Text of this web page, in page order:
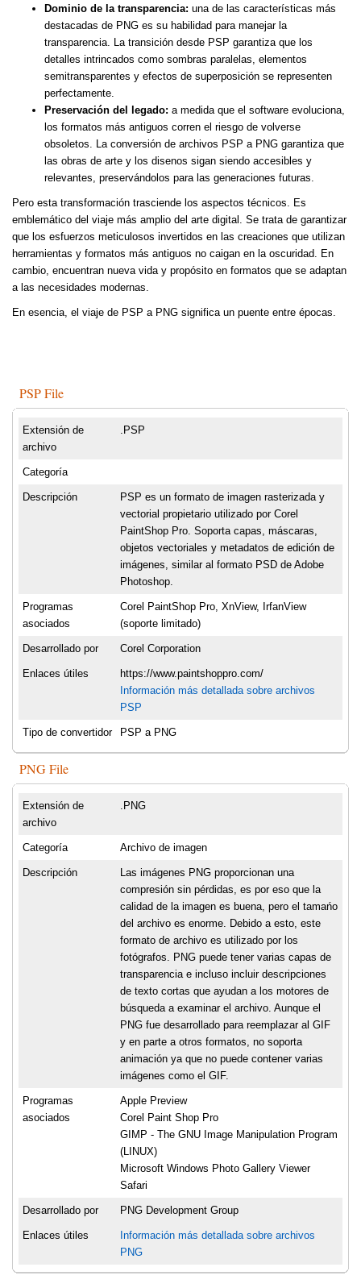
Dominio de la transparencia: una de las características más
destacadas de PNG es su habilidad para manejar la
transparencia. La transición desde PSP garantiza que los
detalles intrincados como sombras paralelas, elementos
semitransparentes y efectos de superposición se representen
perfectamente.
Preservación del legado: a medida que el software evoluciona,
los formatos más antiguos corren el riesgo de volverse
obsoletos. La conversión de archivos PSP a PNG garantiza que
las obras de arte y los disenos sigan siendo accesibles y
relevantes, preservándolos para las generaciones futuras.
Pero esta transformación trasciende los aspectos técnicos. Es
emblemático del viaje más amplio del arte digital. Se trata de garantizar
que los esfuerzos meticulosos invertidos en las creaciones que utilizan
herramientas y formatos más antiguos no caigan en la oscuridad. En
cambio, encuentran nueva vida y propósito en formatos que se adaptan
a las necesidades modernas.
En esencia, el viaje de PSP a PNG significa un puente entre épocas.
PSP File
Extensión de
archivo
.PSP
Categoría
Descripción
PSP es un formato de imagen rasterizada y
vectorial propietario utilizado por Corel
PaintShop Pro. Soporta capas, máscaras,
objetos vectoriales y metadatos de edición de
imágenes, similar al formato PSD de Adobe
Photoshop.
Programas
asociados
Corel PaintShop Pro, XnView, IrfanView
(soporte limitado)
Desarrollado por Corel Corporation
Enlaces útiles
https://www.paintshoppro.com/
Información más detallada sobre archivos
PSP
Tipo de convertidor PSP a PNG
PNG File
Extensión de
archivo
.PNG
Categoría Archivo de imagen
Descripción
Las imágenes PNG proporcionan una
compresión sin pérdidas, es por eso que la
calidad de la imagen es buena, pero el tamańo
del archivo es enorme. Debido a esto, este
formato de archivo es utilizado por los
fotógrafos. PNG puede tener varias capas de
transparencia e incluso incluir descripciones
de texto cortas que ayudan a los motores de
búsqueda a examinar el archivo. Aunque el
PNG fue desarrollado para reemplazar al GIF
y en parte a otros formatos, no soporta
animación ya que no puede contener varias
imágenes como el GIF.
Programas
asociados
Apple Preview
Corel Paint Shop Pro
GIMP - The GNU Image Manipulation Program
(LINUX)
Microsoft Windows Photo Gallery Viewer
Safari
Desarrollado por PNG Development Group
Enlaces útiles
Información más detallada sobre archivos
PNG